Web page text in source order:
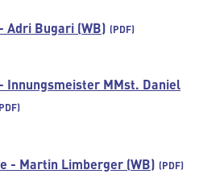
Adri Bugari (WB)
Innungsmeister MMst. Daniel
- Martin Limberger (WB)